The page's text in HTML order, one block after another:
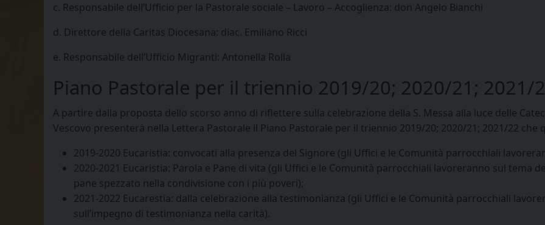
c. Responsabile dell’Ufficio per la Pastorale sociale – Lavoro – Accoglienza: don Angelo Bianchi
d. Direttore della Caritas Diocesana: diac. Emiliano Ricci
e. Responsabile dell’Ufficio Migranti: Antonella Rolla
Piano Pastorale per il triennio 2019/20; 2020/21; 2021/
A partire dalla proposta dello scorso anno di riflettere sulla celebrazione della S. Messa alla luce delle
Vescovo presenterà nella Lettera Pastorale il Piano Pastorale per il triennio 2019/20; 2020/21; 2021/22
2019-2020 Eucaristia: convocati alla presenza del Signore (gli Uffici e le Comunità parrocchiali
2020-2021 Eucaristia: Parola e Pane di vita (gli Uffici e le Comunità parrocchiali lavoreranno sul tema
pane spezzato nella condivisione con i più poveri);
2021-2022 Eucarestia: dalla celebrazione alla testimonianza (gli Uffici e le Comunità parrocchiali
sull’impegno di testimonianza nella carità).